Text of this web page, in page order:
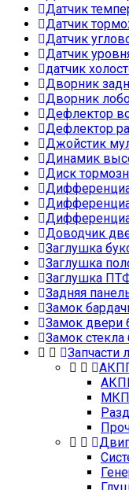
Датчик
Датчик
Датчик
Датчик
датчик
Дворник
Дворник
Дефлектор
Дефлектор
Джойстик
Динамик
Диск
Доводчик
Заглушка
Заглушка
Заглушка
Задняя
Замок
Замок двери
Замок стекла
Запчасти